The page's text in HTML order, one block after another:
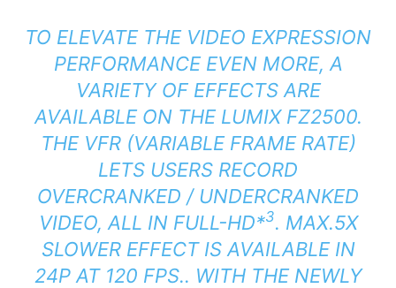
TO ELEVATE THE VIDEO EXPRESSION
PERFORMANCE EVEN MORE, A
VARIETY OF EFFECTS ARE
AVAILABLE ON THE LUMIX FZ2500.
THE VFR (VARIABLE FRAME RATE)
LETS USERS RECORD
OVERCRANKED / UNDERCRANKED
VIDEO, ALL IN FULL-HD*3. MAX.5X
SLOWER EFFECT IS AVAILABLE IN
24P AT 120 FPS.. WITH THE NEWLY